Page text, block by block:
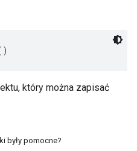
który można zapisać
były pomocne?